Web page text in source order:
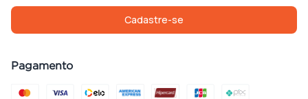
Cadastre-se
Pagamento